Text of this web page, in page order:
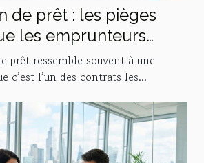
de prêt : les pièges
les emprunteurs
prêt ressemble souvent à une
c’est l’un des contrats les...